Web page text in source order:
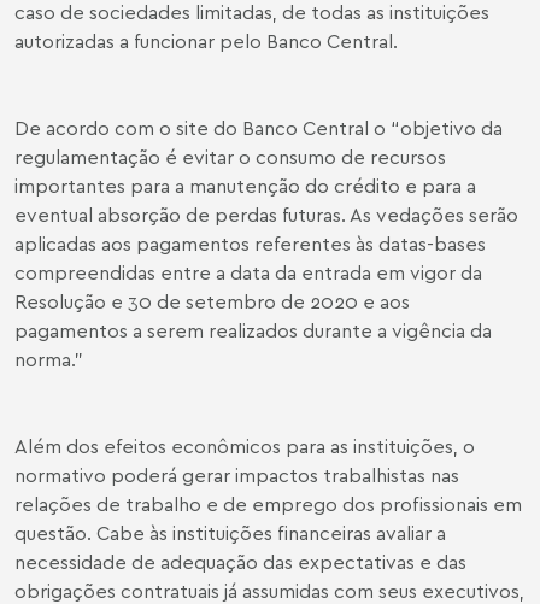
caso de sociedades limitadas, de todas as instituições
autorizadas a funcionar pelo Banco Central.
De acordo com o site do Banco Central o “objetivo da
regulamentação é evitar o consumo de recursos
importantes para a manutenção do crédito e para a
eventual absorção de perdas futuras. As vedações serão
aplicadas aos pagamentos referentes às datas-bases
compreendidas entre a data da entrada em vigor da
Resolução e 30 de setembro de 2020 e aos
pagamentos a serem realizados durante a vigência da
norma.”
Além dos efeitos econômicos para as instituições, o
normativo poderá gerar impactos trabalhistas nas
relações de trabalho e de emprego dos profissionais em
questão. Cabe às instituições financeiras avaliar a
necessidade de adequação das expectativas e das
obrigações contratuais já assumidas com seus executivos,